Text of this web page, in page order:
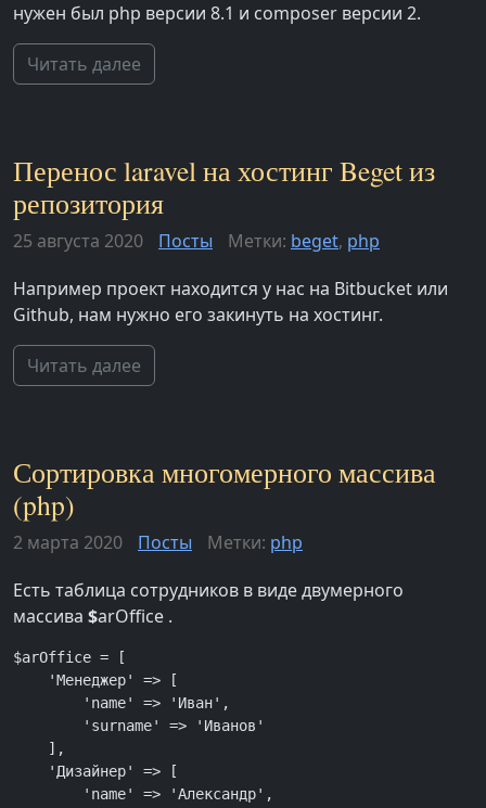
нужен был php версии 8.1 и composer версии 2.
Читать далее
Перенос laravel на хостинг Beget из
репозитория
25 августа 2020 Посты Метки: beget, php
Например проект находится у нас на Bitbucket или
Github, нам нужно его закинуть на хостинг.
Читать далее
Сортировка многомерного массива
(php)
2 марта 2020 Посты Метки: php
Есть таблица сотрудников в виде двумерного
массива $arOffice .
$arOffice = [